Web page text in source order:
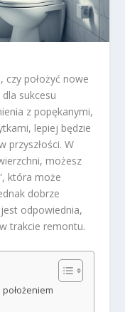
czy położyć nowe
sukcesu
z popękanymi,
lepiej będzie
przyszłości. W
możesz
która może
dobrze
odpowiednia,
trakcie remontu.